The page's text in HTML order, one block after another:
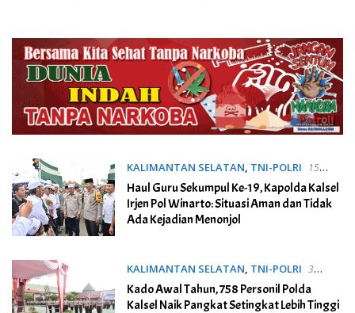
KALIMANTAN SELATAN, TNI-POLRI
15
Januari 2024
Haul Guru Sekumpul Ke-19, Kapolda Kalsel
Irjen Pol Winarto: Situasi Aman dan Tidak
Ada Kejadian Menonjol
KALIMANTAN SELATAN, TNI-POLRI 3
Januari 2024
Kado Awal Tahun, 758 Personil Polda
Kalsel Naik Pangkat Setingkat Lebih Tinggi